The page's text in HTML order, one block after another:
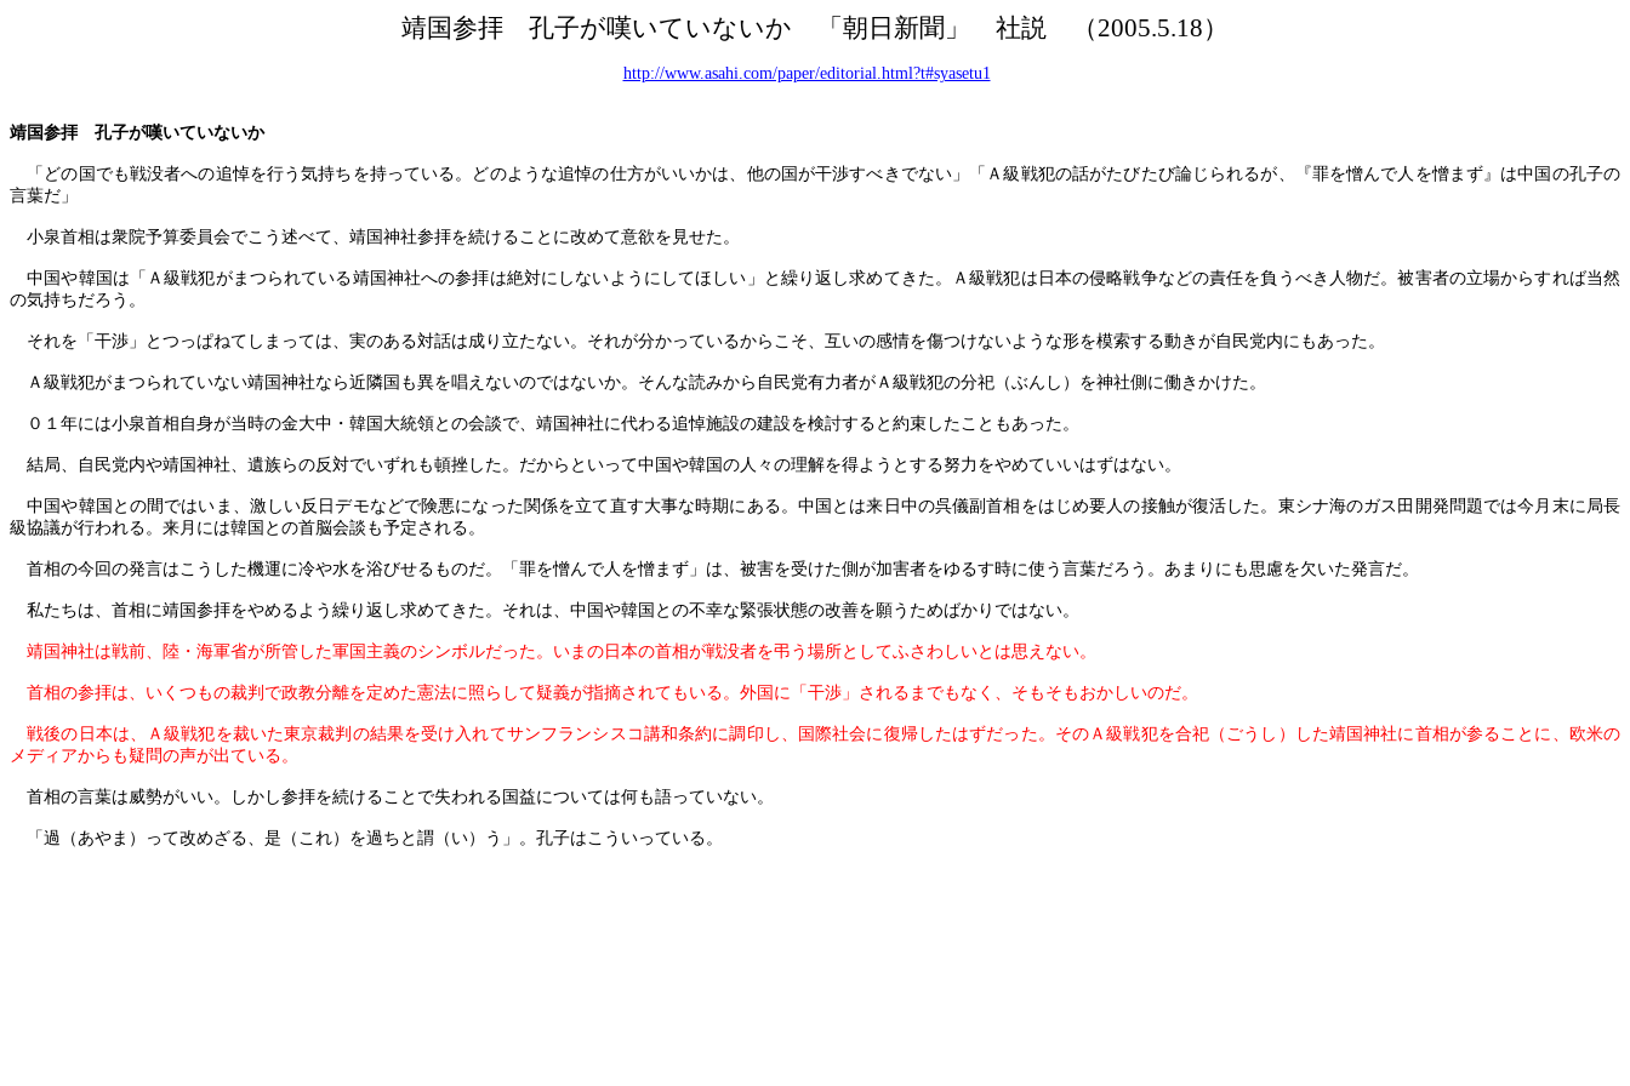
靖国参拝 孔子が嘆いていないか 「朝日新聞」 社説 （2005.5.18）
http://www.asahi.com/paper/editorial.html?t#syasetu1
靖国参拝 孔子が嘆いていないか
「どの国でも戦没者への追悼を行う気持ちを持っている。どのような追悼の仕方がいいかは、他の国が干渉すべきでない」「Ａ級戦犯の話がたびたび論じられるが、『罪を憎んで人を憎まず』は中国の孔子の
言葉だ」
小泉首相は衆院予算委員会でこう述べて、靖国神社参拝を続けることに改めて意欲を見せた。
中国や韓国は「Ａ級戦犯がまつられている靖国神社への参拝は絶対にしないようにしてほしい」と繰り返し求めてきた。Ａ級戦犯は日本の侵略戦争などの責任を負うべき人物だ。被害者の立場からすれば当然
の気持ちだろう。
それを「干渉」とつっぱねてしまっては、実のある対話は成り立たない。それが分かっているからこそ、互いの感情を傷つけないような形を模索する動きが自民党内にもあった。
Ａ級戦犯がまつられていない靖国神社なら近隣国も異を唱えないのではないか。そんな読みから自民党有力者がＡ級戦犯の分祀（ぶんし）を神社側に働きかけた。
０１年には小泉首相自身が当時の金大中・韓国大統領との会談で、靖国神社に代わる追悼施設の建設を検討すると約束したこともあった。
結局、自民党内や靖国神社、遺族らの反対でいずれも頓挫した。だからといって中国や韓国の人々の理解を得ようとする努力をやめていいはずはない。
中国や韓国との間ではいま、激しい反日デモなどで険悪になった関係を立て直す大事な時期にある。中国とは来日中の呉儀副首相をはじめ要人の接触が復活した。東シナ海のガス田開発問題では今月末に局長
級協議が行われる。来月には韓国との首脳会談も予定される。
首相の今回の発言はこうした機運に冷や水を浴びせるものだ。「罪を憎んで人を憎まず」は、被害を受けた側が加害者をゆるす時に使う言葉だろう。あまりにも思慮を欠いた発言だ。
私たちは、首相に靖国参拝をやめるよう繰り返し求めてきた。それは、中国や韓国との不幸な緊張状態の改善を願うためばかりではない。
靖国神社は戦前、陸・海軍省が所管した軍国主義のシンボルだった。いまの日本の首相が戦没者を弔う場所としてふさわしいとは思えない。
首相の参拝は、いくつもの裁判で政教分離を定めた憲法に照らして疑義が指摘されてもいる。外国に「干渉」されるまでもなく、そもそもおかしいのだ。
戦後の日本は、Ａ級戦犯を裁いた東京裁判の結果を受け入れてサンフランシスコ講和条約に調印し、国際社会に復帰したはずだった。そのＡ級戦犯を合祀（ごうし）した靖国神社に首相が参ることに、欧米の
メディアからも疑問の声が出ている。
首相の言葉は威勢がいい。しかし参拝を続けることで失われる国益については何も語っていない。
「過（あやま）って改めざる、是（これ）を過ちと謂（い）う」。孔子はこういっている。